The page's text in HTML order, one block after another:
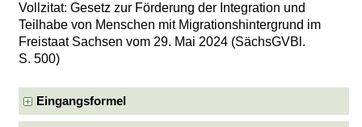
Vollzitat: Gesetz zur Förderung der Integration und
Teilhabe von Menschen mit Migrationshintergrund im
Freistaat Sachsen vom 29. Mai 2024 (SächsGVBl.
S. 500)
Eingangsformel